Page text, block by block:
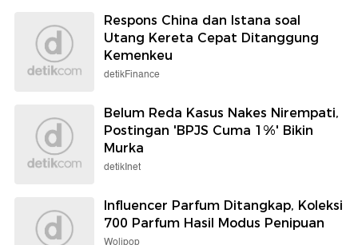
Respons China dan Istana soal
Utang Kereta Cepat Ditanggung
Kemenkeu
detikFinance
Belum Reda Kasus Nakes Nirempati,
Postingan 'BPJS Cuma 1%' Bikin
Murka
detikInet
Influencer Parfum Ditangkap, Koleksi
700 Parfum Hasil Modus Penipuan